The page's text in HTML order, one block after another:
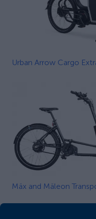
Urban Arrow Cargo
Mäx and Mäleon